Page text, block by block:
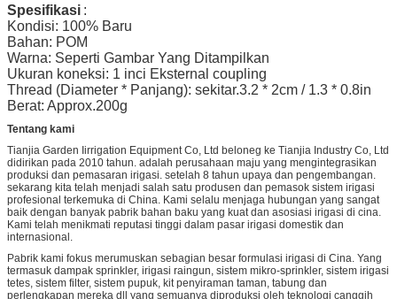
Spesifikasi :
Kondisi: 100% Baru
Bahan: POM
Warna: Seperti Gambar Yang Ditampilkan
Ukuran koneksi: 1 inci Eksternal coupling
Thread (Diameter * Panjang): sekitar.3.2 * 2cm / 1.3 * 0.8in
Berat: Approx.200g
Tentang kami
Tianjia Garden Iirrigation Equipment Co, Ltd beloneg ke Tianjia Industry Co, Ltd
didirikan pada 2010 tahun. adalah perusahaan maju yang mengintegrasikan
produksi dan pemasaran irigasi. setelah 8 tahun upaya dan pengembangan.
sekarang kita telah menjadi salah satu produsen dan pemasok sistem irigasi
profesional terkemuka di China. Kami selalu menjaga hubungan yang sangat
baik dengan banyak pabrik bahan baku yang kuat dan asosiasi irigasi di cina.
Kami telah menikmati reputasi tinggi dalam pasar irigasi domestik dan
internasional.
Pabrik kami fokus merumuskan sebagian besar formulasi irigasi di Cina. Yang
termasuk dampak sprinkler, irigasi raingun, sistem mikro-sprinkler, sistem irigasi
tetes, sistem filter, sistem pupuk, kit penyiraman taman, tabung dan
perlengkapan mereka dll yang semuanya diproduksi oleh teknologi canggih